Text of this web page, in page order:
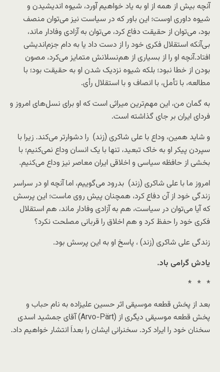
آنچه بیش از همه از او به یاد خواهیم آورد، شیوه اندیشیدن و
شیوه داوری اوست؛ این باور که در سیاست نیز می‌توان منصف
بود، می‌توان از حقیقت دفاع کرد، می‌توان به آزادی وفادار ماند،
بی‌آنکه استقلال فکری خود را از دست داد یا به دام جزم‌اندیشی
افتاد.آنچه او را از بسیاری از هم‌نسلانش متمایز می‌کرد، مصون
بودن از خطا نبود؛ بلکه شیوه نزدیک شدن او به حقیقت بود؛ با
مطالعه، با تأمل، با انصاف و با استقلال رأی.
به گمان من، این مهم‌ترین میراثی است که او برای نسل‌های امروز و
فردای ایران بر جای گذاشته است.
و شاید همین، وداع با علی شاکری (زند) را دشوارتر می‌کند. زیرا با
سپردن پیکر او به خاک تبعید، تنها با یک انسان وداع نمی‌کنیم؛ با
بخشی از حافظه سیاسی و اخلاقی ایران معاصر نیز وداع می‌کنیم.
امروز ما با علی شاکری (زند) بدرود می‌گوییم، اما آنچه او در سراسر
زندگی خود از آن دفاع کرد، همچنان پیش روی ماست؛ این پرسش
که آیا می‌توان در سیاست، هم به آزادی وفادار ماند، هم استقلال
فکری خود را حفظ کرد و هم اخلاق را قربانی مصلحت نکرد؟
زندگی علی شاکری (زند) ، پاسخ او به این پرسش بود.
یادش گرامی باد.
* * *
بعد از پخش قطعه موسیقی اثر حسین علیزاده به نام حباب و
پخش قطعه موسیقی دیگری از (Arvo-Pärt) آقای جمشید اسدی
سخنان خود را ایراد کرد. سخنرانی ایشان را بعداَ انتشار خواهیم داد.